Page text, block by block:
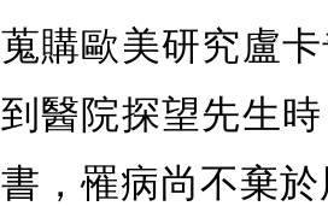
蒐購歐美研究盧
到醫院探望先生
書，罹病尚不棄